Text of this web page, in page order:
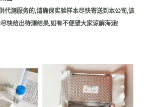
代测服务的,请确保实验样本尽快寄送到本公司,该
快给出待测结果,如有不便望大家谅解海涵!